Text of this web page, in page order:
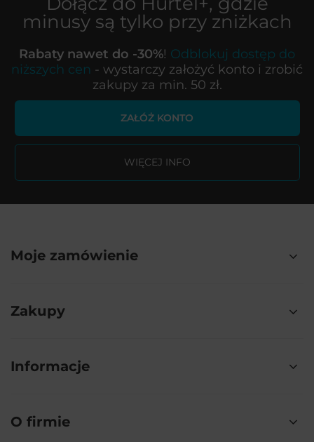
minusy są tylko przy zniżkach
Rabaty nawet do -30%! Odblokuj dostęp do
niższych cen - wystarczy założyć konto i zrobić
zakupy za min. 50 zł.
ZAŁÓŻ KONTO
WIĘCEJ INFO
Moje zamówienie
Zakupy
Informacje
O firmie